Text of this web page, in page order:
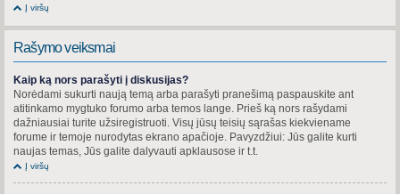
Į viršų
Rašymo veiksmai
Kaip ką nors parašyti į diskusijas?
Norėdami sukurti naują temą arba parašyti pranešimą paspauskite ant
atitinkamo mygtuko forumo arba temos lange. Prieš ką nors rašydami
dažniausiai turite užsiregistruoti. Visų jūsų teisių sąrašas kiekviename
forume ir temoje nurodytas ekrano apačioje. Pavyzdžiui: Jūs galite kurti
naujas temas, Jūs galite dalyvauti apklausose ir t.t.
Į viršų